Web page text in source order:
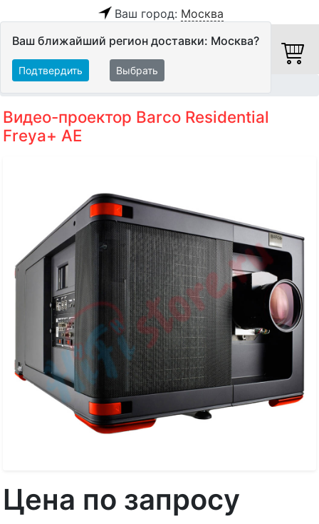
Ваш город: Москва
Ваш ближайший регион доставки: Москва?
Подтвердить Выбрать
Видео-проектор Barco Residential
Freya+ AE
Цена по запросу